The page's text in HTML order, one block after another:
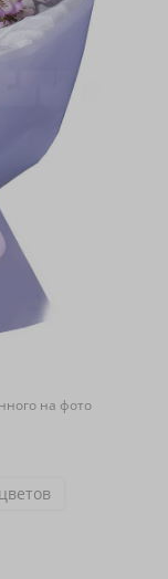
на фото